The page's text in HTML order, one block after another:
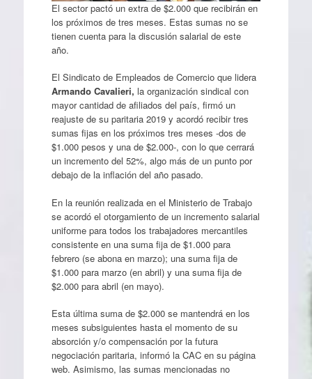
El sector pactó un extra de $2.000 que recibirán en
los próximos de tres meses. Estas sumas no se
tienen cuenta para la discusión salarial de este
año.
El Sindicato de Empleados de Comercio que lidera
Armando Cavalieri, la organización sindical con
mayor cantidad de afiliados del país, firmó un
reajuste de su paritaria 2019 y acordó recibir tres
sumas fijas en los próximos tres meses -dos de
$1.000 pesos y una de $2.000-, con lo que cerrará
un incremento del 52%, algo más de un punto por
debajo de la inflación del año pasado.
En la reunión realizada en el Ministerio de Trabajo
se acordó el otorgamiento de un incremento salarial
uniforme para todos los trabajadores mercantiles
consistente en una suma fija de $1.000 para
febrero (se abona en marzo); una suma fija de
$1.000 para marzo (en abril) y una suma fija de
$2.000 para abril (en mayo).
Esta última suma de $2.000 se mantendrá en los
meses subsiguientes hasta el momento de su
absorción y/o compensación por la futura
negociación paritaria, informó la CAC en su página
web. Asimismo, las sumas mencionadas no